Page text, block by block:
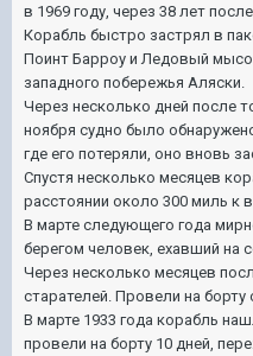
в 1969 году, через 38 лет
Корабль быстро застрял в
Поинт Барроу и Ледовый
западного побережья Аляски.
Через несколько дней после
ноября судно было
где его потеряли, оно вновь
Спустя несколько месяцев
расстоянии около 300 миль к
В марте следующего года
берегом человек, ехавший на
Через несколько месяцев
старателей. Провели на борту
В марте 1933 года корабль
провели на борту 10 дней,